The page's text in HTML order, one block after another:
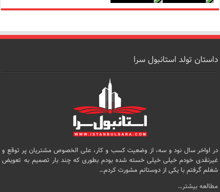
داستان تولد استانبول سرا
در اواخر سال نود و سه، از وضعیت کسب و کار، علی الخصوص مشتریان پر توقع و
غیرنقدی خودم خیلی خیلی خسته شده بودم بطوری که چند بار تصمیم به تعویض
شغلم گرفتم با یکی از دوستانم مشورت کردم…
مطالعه بیشتر…